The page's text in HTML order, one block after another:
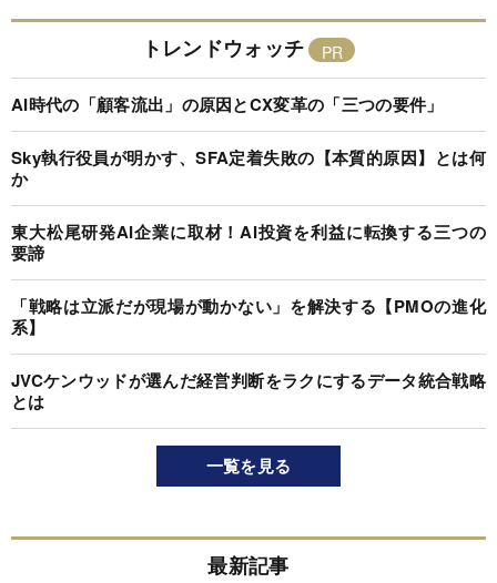
トレンドウォッチ
AI時代の「顧客流出」の原因とCX変革の「三つの要件」
Sky執行役員が明かす、SFA定着失敗の【本質的原因】とは何
か
東大松尾研発AI企業に取材！AI投資を利益に転換する三つの
要諦
「戦略は立派だが現場が動かない」を解決する【PMOの進化
系】
JVCケンウッドが選んだ経営判断をラクにするデータ統合戦略
とは
一覧を見る
最新記事